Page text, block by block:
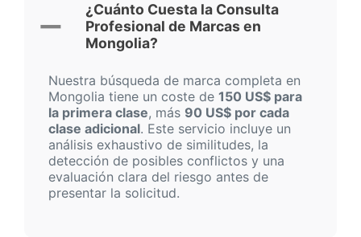
¿Cuánto Cuesta la Consulta
Profesional de Marcas en
Mongolia?
Nuestra búsqueda de marca completa en
Mongolia tiene un coste de 150 US$ para
la primera clase, más 90 US$ por cada
clase adicional. Este servicio incluye un
análisis exhaustivo de similitudes, la
detección de posibles conflictos y una
evaluación clara del riesgo antes de
presentar la solicitud.